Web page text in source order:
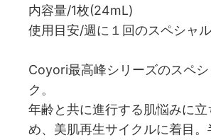
内容量/1枚(24mL)
使用目安/週に１回のスペシャ
Coyori最高峰シリーズのスペシ
ク。
年齢と共に進行する肌悩みに立
め、美肌再生サイクルに着目